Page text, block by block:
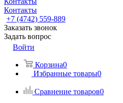
Контакты
+7 (4742) 559-889
Заказать звонок
Задать вопрос
Войти
Корзина0
Избранные товары0
Сравнение товаров0